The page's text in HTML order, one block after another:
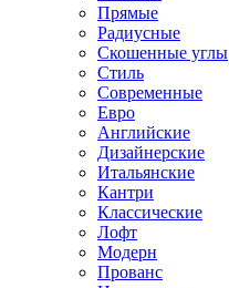
Прямые
Радиусные
Скошенные углы
Стиль
Современные
Евро
Английские
Дизайнерские
Итальянские
Кантри
Классические
Лофт
Модерн
Прованс